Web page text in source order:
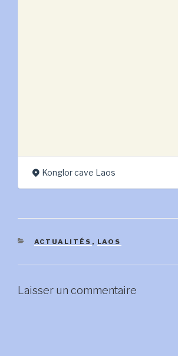
Konglor cave Laos
CATÉGORIES
ACTUALITÉS , LAOS
Laisser un commentaire